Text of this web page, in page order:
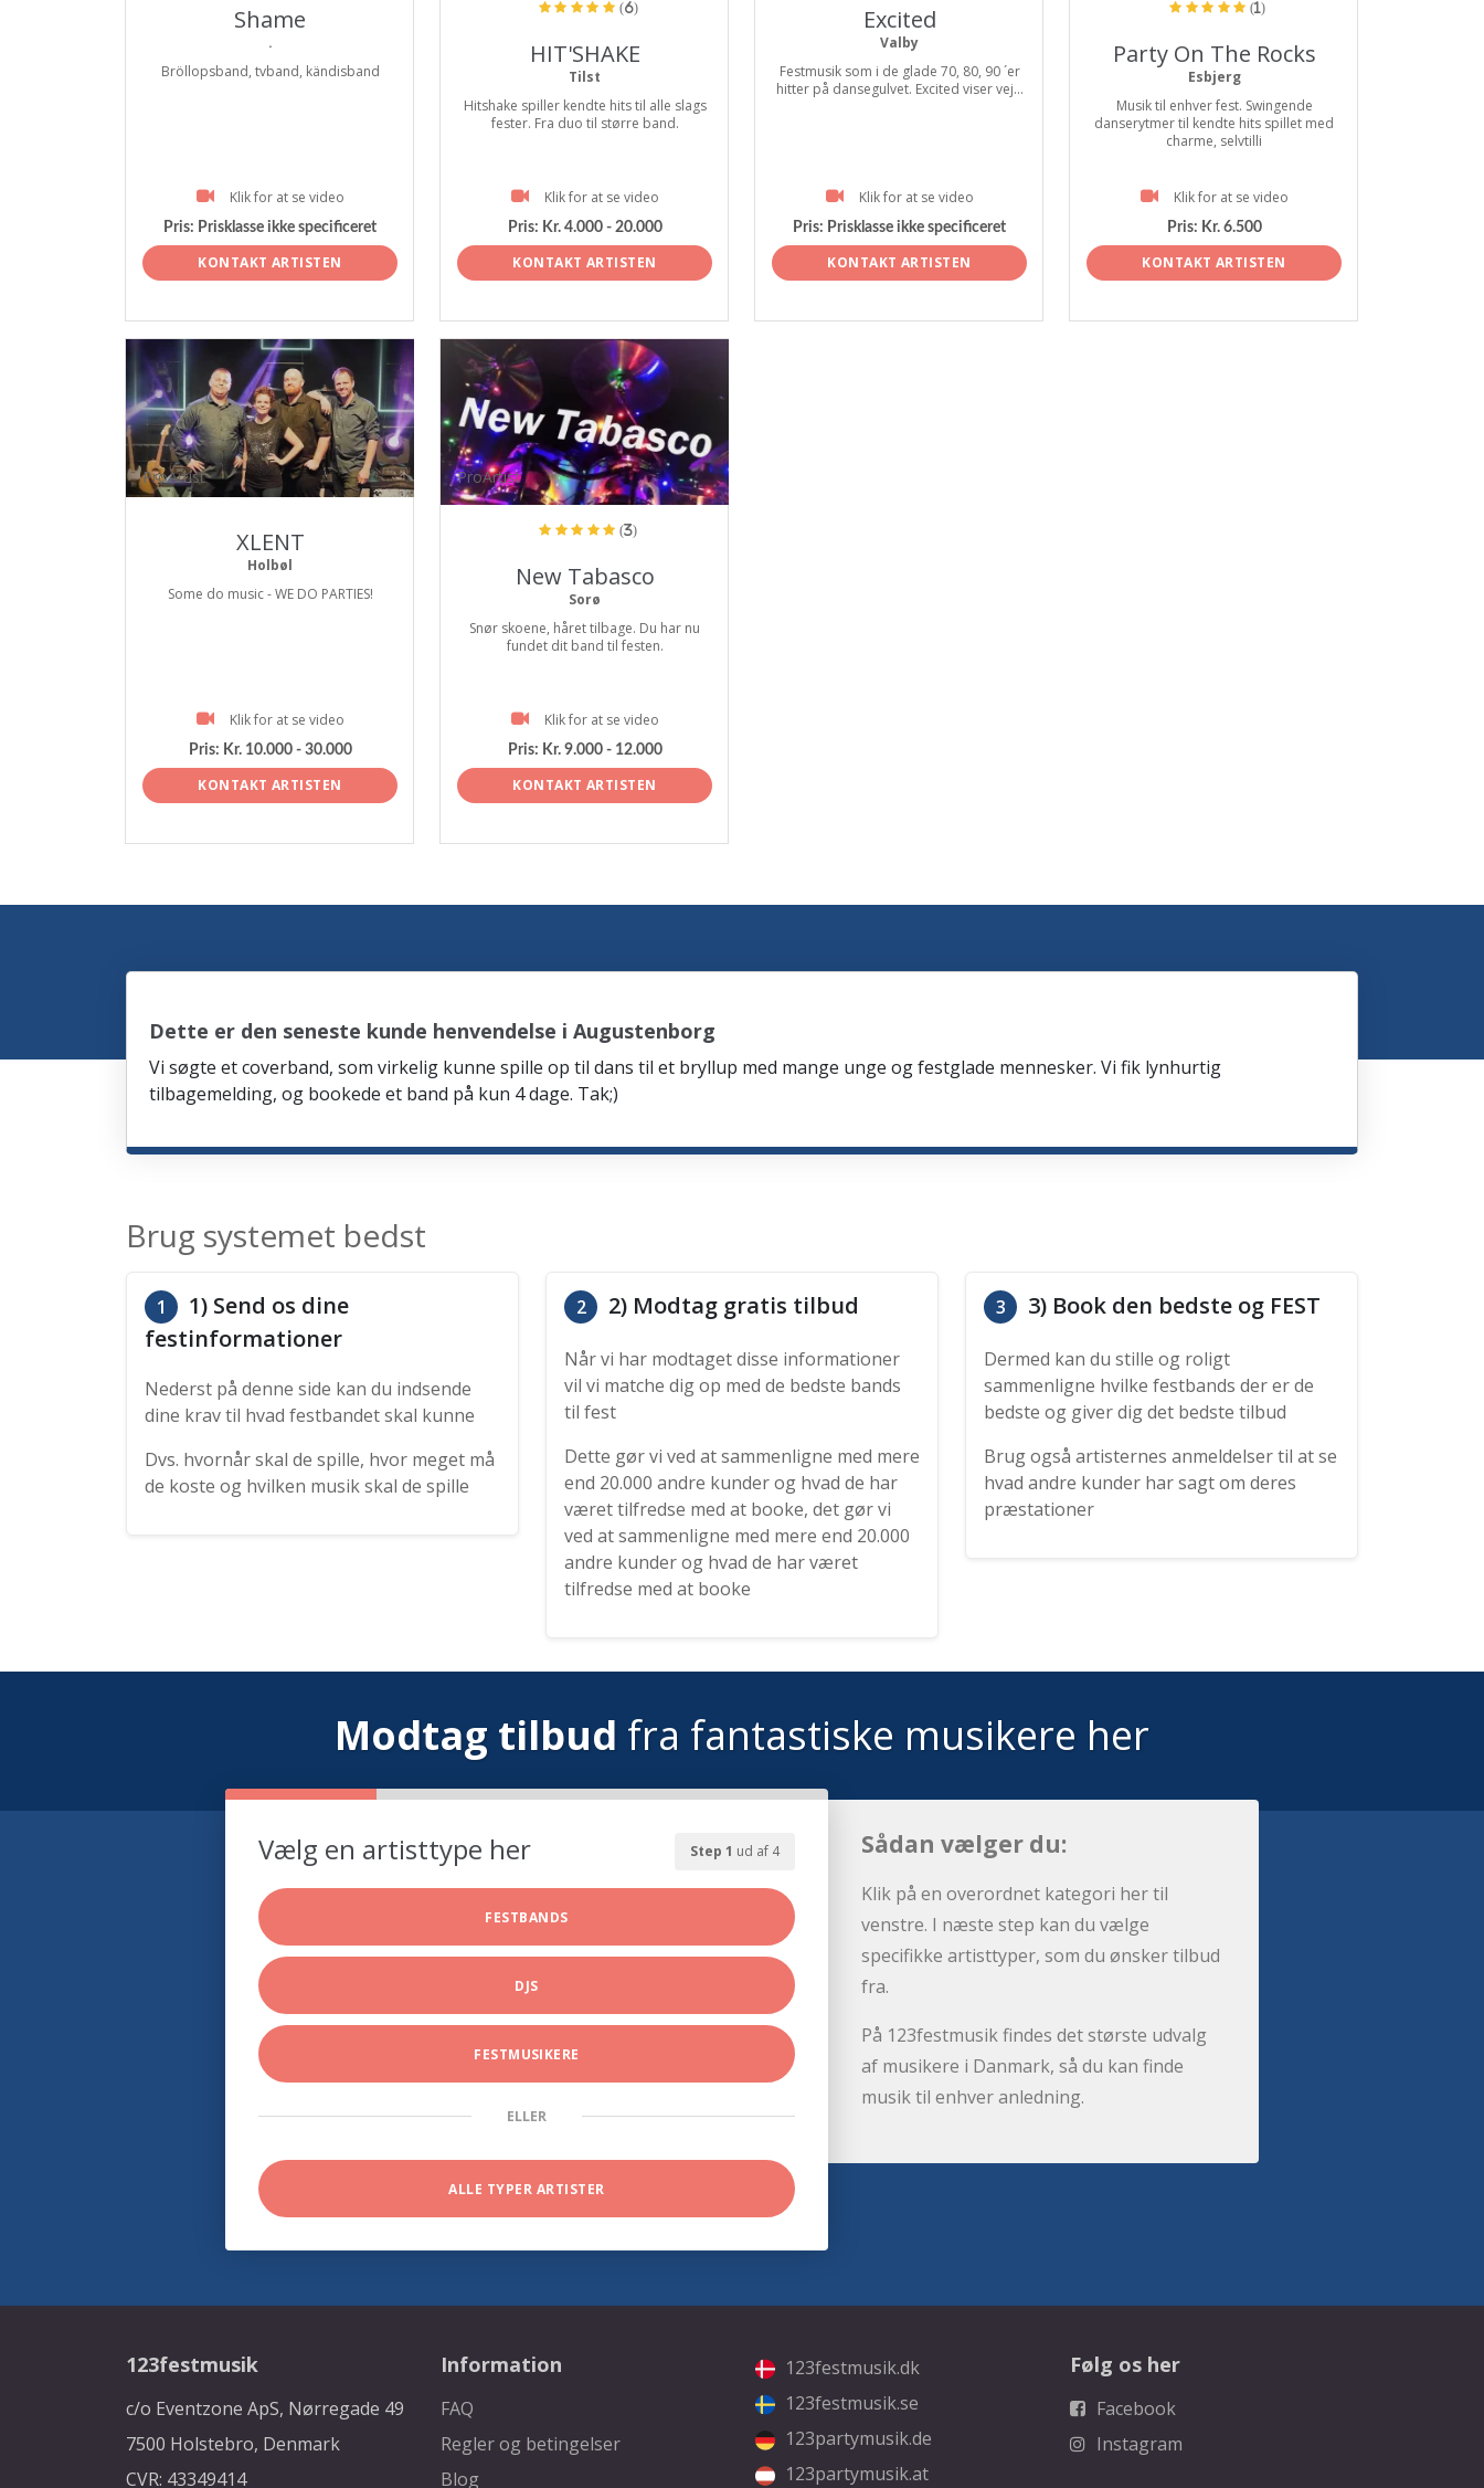
Shame
.
Bröllopsband, tvband, kändisband
Klik for at se video
Pris: Prisklasse ikke specificeret
KONTAKT ARTISTEN
(6)
HIT'SHAKE
Tilst
Hitshake spiller kendte hits til alle slags
fester. Fra duo til større band.
Klik for at se video
Pris: Kr. 4.000 - 20.000
KONTAKT ARTISTEN
Excited
Valby
Festmusik som i de glade 70, 80, 90 ´er
hitter på dansegulvet. Excited viser vej...
Klik for at se video
Pris: Prisklasse ikke specificeret
KONTAKT ARTISTEN
(1)
Party On The Rocks
Esbjerg
Musik til enhver fest. Swingende
danserytmer til kendte hits spillet med
charme, selvtilli
Klik for at se video
Pris: Kr. 6.500
KONTAKT ARTISTEN
ProArtist
XLENT
Holbøl
Some do music - WE DO PARTIES!
Klik for at se video
Pris: Kr. 10.000 - 30.000
KONTAKT ARTISTEN
ProArtist
(3)
New Tabasco
Sorø
Snør skoene, håret tilbage. Du har nu
fundet dit band til festen.
Klik for at se video
Pris: Kr. 9.000 - 12.000
KONTAKT ARTISTEN
Dette er den seneste kunde henvendelse i Augustenborg
Vi søgte et coverband, som virkelig kunne spille op til dans til et bryllup med mange unge og festglade mennesker. Vi fik lynhurtig
tilbagemelding, og bookede et band på kun 4 dage. Tak;)
Brug systemet bedst
1
1) Send os dine
festinformationer
Nederst på denne side kan du indsende
dine krav til hvad festbandet skal kunne
Dvs. hvornår skal de spille, hvor meget må
de koste og hvilken musik skal de spille
2 2) Modtag gratis tilbud
Når vi har modtaget disse informationer
vil vi matche dig op med de bedste bands
til fest
Dette gør vi ved at sammenligne med mere
end 20.000 andre kunder og hvad de har
været tilfredse med at booke, det gør vi
ved at sammenligne med mere end 20.000
andre kunder og hvad de har været
tilfredse med at booke
3 3) Book den bedste og FEST
Dermed kan du stille og roligt
sammenligne hvilke festbands der er de
bedste og giver dig det bedste tilbud
Brug også artisternes anmeldelser til at se
hvad andre kunder har sagt om deres
præstationer
Modtag tilbud fra fantastiske musikere her
Step 1 ud af 4
Vælg en artisttype her
FESTBANDS
DJS
FESTMUSIKERE
ELLER
ALLE TYPER ARTISTER
Sådan vælger du:
Klik på en overordnet kategori her til
venstre. I næste step kan du vælge
specifikke artisttyper, som du ønsker tilbud
fra.
På 123festmusik findes det største udvalg
af musikere i Danmark, så du kan finde
musik til enhver anledning.
123festmusik
c/o Eventzone ApS, Nørregade 49
7500 Holstebro, Denmark
CVR: 43349414
Information
FAQ
Regler og betingelser
Blog
123festmusik.dk
123festmusik.se
123partymusik.de
123partymusik.at
Følg os her
Facebook
Instagram